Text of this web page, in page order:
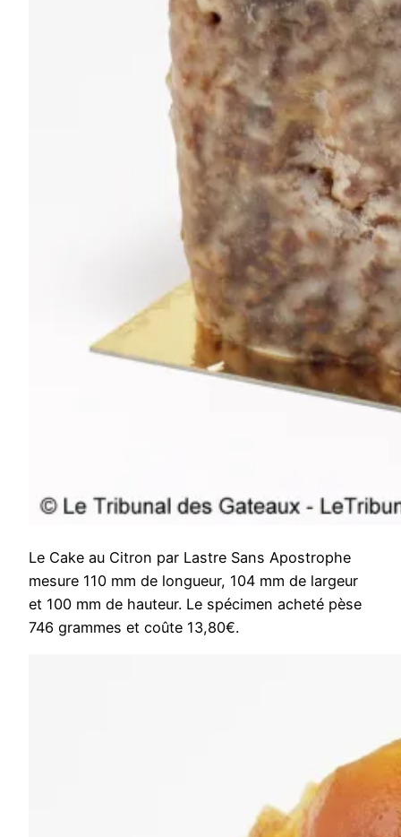
Le Cake au Citron par Lastre Sans Apostrophe
mesure 110 mm de longueur, 104 mm de largeur
et 100 mm de hauteur. Le spécimen acheté pèse
746 grammes et coûte 13,80€.